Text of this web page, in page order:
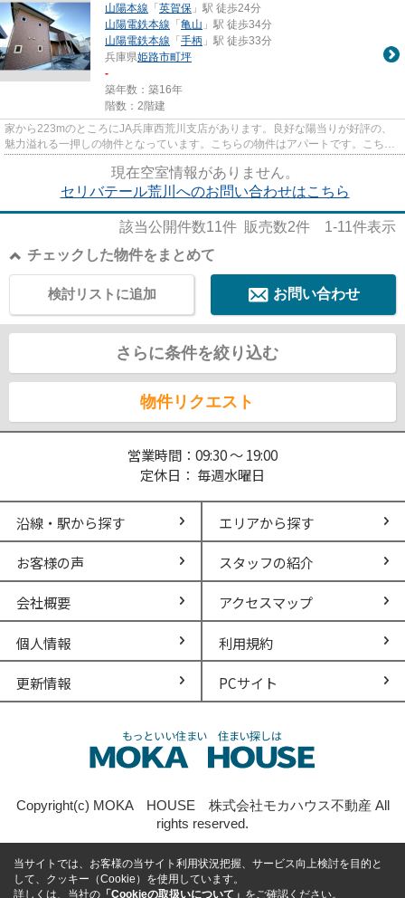
山陽本線 「英賀保 」駅 徒歩24分
山陽電鉄本線 「亀山 」駅 徒歩34分
山陽電鉄本線 「手柄 」駅 徒歩33分
兵庫県姫路市町坪
-
築年数：築16年
階数：2階建
家から223mのところにJA兵庫西荒川支店があります。良好な陽当りが好評の、
魅力溢れる一押しの物件となっています。こちらの物件はアパートです。こちら
は初期費用をカードでお支払い...
現在空室情報がありません。
セリバテール荒川へのお問い合わせはこちら
該当公開件数11件 販売数2件 1-11件表示
チェックした物件をまとめて
お問い合わせ
検討リストに追加
さらに条件を絞り込む
物件リクエスト
営業時間：09:30 ～ 19:00
定休日： 毎週水曜日
沿線・駅から探す エリアから探す
お客様の声 スタッフの紹介
会社概要 アクセスマップ
個人情報 利用規約
更新情報 PCサイト
Copyright(c) MOKA HOUSE 株式会社モカハウス不動産 All
rights reserved.
当サイトでは、お客様の当サイト利用状況把握、サービス向上検討を目的と
して、クッキー（Cookie）を使用しています。
詳しくは、当社の 「Cookieの取扱いについて」 をご確認ください。